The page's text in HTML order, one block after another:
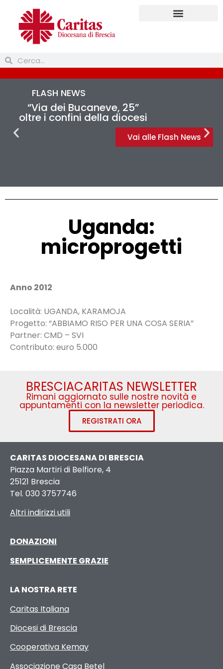
FLASH NEWS
“Via dei Bucaneve, 25”
oltre i confini della diocesi
Vai alle Flash News
Uganda:
microprogetti
Anno 2012
Località: UGANDA, KARAMOJA
Progetto: “ABBIAMO RISO PER UNA COSA SERIA”
Partner: CMD – SVI
Contributo: euro 5.000
BRESCIACARITAS NEWSLETTER
Rimani aggiornato sulle nostre novità e
appuntamenti con la newsletter periodica.
REGISTRATI ORA
CARITAS DIOCESANA DI BRESCIA
Piazza Martiri di Belfiore, 4
25121 Brescia
Tel. 030 3757746
Altri indirizzi utili
DONAZIONI
SEMPLICEMENTE GRAZIE
LA NOSTRA RETE
Caritas Italiana
Diocesi di Brescia
Cooperativa Kemay
Associazione Casa Betel